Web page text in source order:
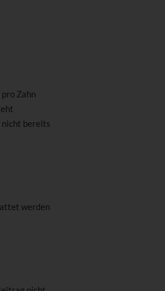
Zahn
nicht bereits
werden